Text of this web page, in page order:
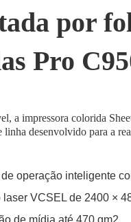
por
Pro
a impressora colorida
linha desenvolvido para a
operação inteligente
laser VCSEL de 2400 ×
de mídia até 470 gm2